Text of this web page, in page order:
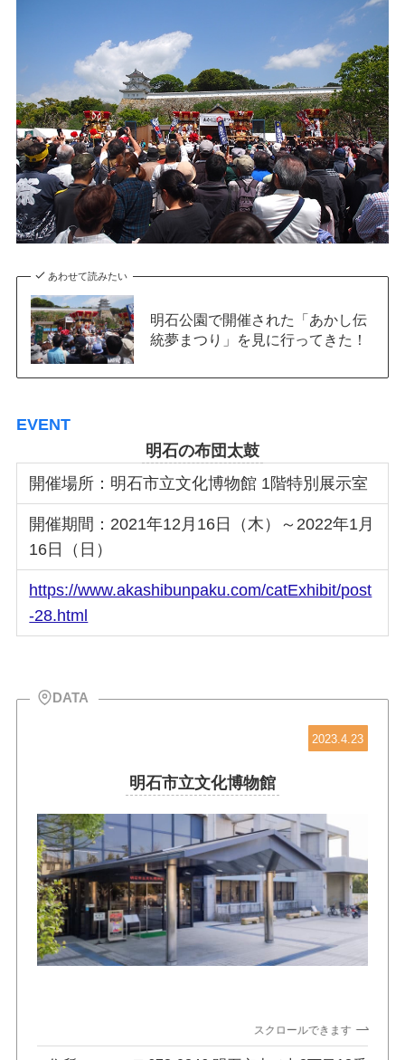
あわせて読みたい
明石公園で開催された「あかし伝
統夢まつり」を見に行ってきた！
EVENT
明石の布団太鼓
開催場所：明石市立文化博物館 1階特別展示室
開催期間：2021年12月16日（木）～2022年1月
16日（日）
https://www.akashibunpaku.com/catExhibit/post
-28.html
DATA
2023.4.23
明石市立文化博物館
スクロールできます